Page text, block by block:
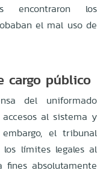
encontraron los
el mal uso de
cargo público
del uniformado
al sistema y
el tribunal
límites legales al
fines absolutamente